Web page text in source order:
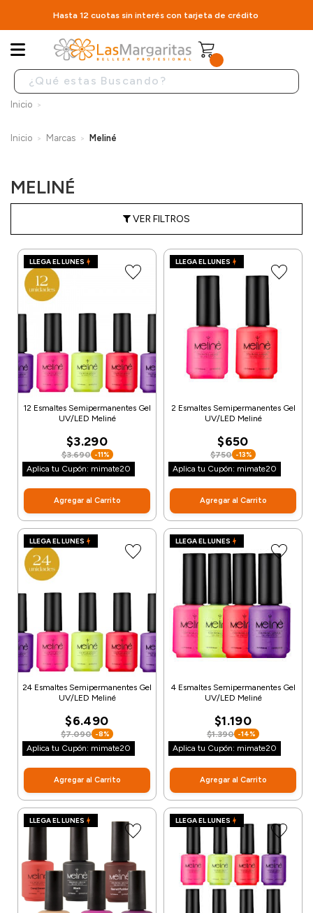
Hasta 12 cuotas sin interés con tarjeta de crédito
Inicio
Inicio Marcas Meliné
MELINÉ
VER FILTROS
LLEGA EL LUNES
12 Esmaltes Semipermanentes Gel
UV/LED Meliné
$3.290
$3.690 -11%
Aplica tu Cupón: mimate20
Agregar al Carrito
LLEGA EL LUNES
2 Esmaltes Semipermanentes Gel
UV/LED Meliné
$650
$750 -13%
Aplica tu Cupón: mimate20
Agregar al Carrito
LLEGA EL LUNES
24 Esmaltes Semipermanentes Gel
UV/LED Meliné
$6.490
$7.090 -8%
Aplica tu Cupón: mimate20
Agregar al Carrito
LLEGA EL LUNES
4 Esmaltes Semipermanentes Gel
UV/LED Meliné
$1.190
$1.390 -14%
Aplica tu Cupón: mimate20
Agregar al Carrito
LLEGA EL LUNES LLEGA EL LUNES